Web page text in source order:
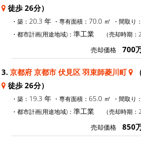
徒歩 26分）
・築： 20.3 年 ・専有面積： 70.0 ㎡ ・間取り：
・都市計画(用途地域)： 準工業 （売却時期
売却価格 700
3. 京都府 京都市 伏見区 羽束師菱川町
徒歩 26分）
・築： 19.3 年 ・専有面積： 65.0 ㎡ ・間取り：
・都市計画(用途地域)： 準工業 （売却時期
売却価格 850